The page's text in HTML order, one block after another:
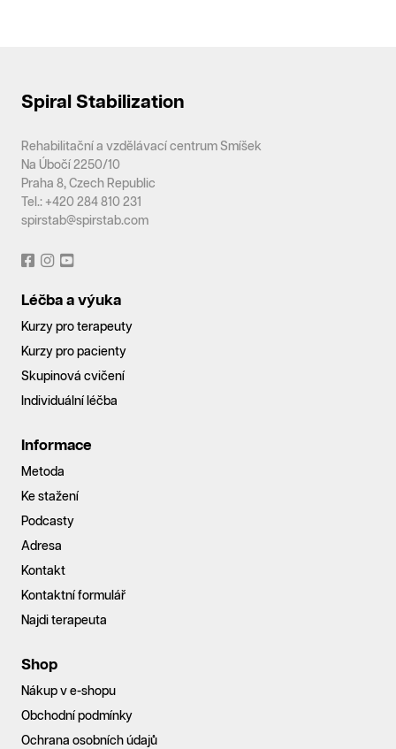
Spiral Stabilization
Rehabilitační a vzdělávací centrum Smíšek
Na Úbočí 2250/10
Praha 8, Czech Republic
Tel.: +420 284 810 231
spirstab@spirstab.com
Léčba a výuka
Kurzy pro terapeuty
Kurzy pro pacienty
Skupinová cvičení
Individuální léčba
Informace
Metoda
Ke stažení
Podcasty
Adresa
Kontakt
Kontaktní formulář
Najdi terapeuta
Shop
Nákup v e-shopu
Obchodní podmínky
Ochrana osobních údajů